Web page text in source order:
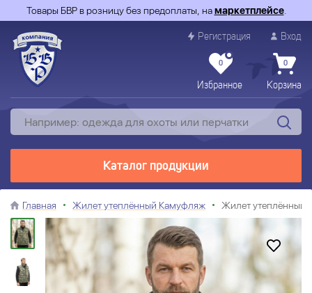
Товары БВР в розницу без предоплаты, намаркетплейсе.
Регистрация Вход
0
Избранное
0
Корзина
Каталог продукции
Главная Жилет утеплённый Камуфляж Жилет утеплённый